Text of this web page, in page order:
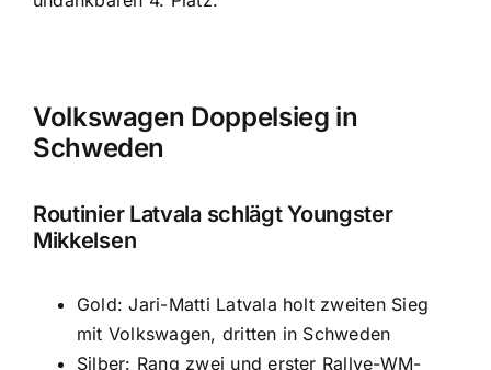
Volkswagen Doppelsieg in
Schweden
Routinier Latvala schlägt Youngster
Mikkelsen
Gold: Jari-Matti Latvala holt zweiten Sieg
mit Volkswagen, dritten in Schweden
Silber: Rang zwei und erster Rallye-WM-